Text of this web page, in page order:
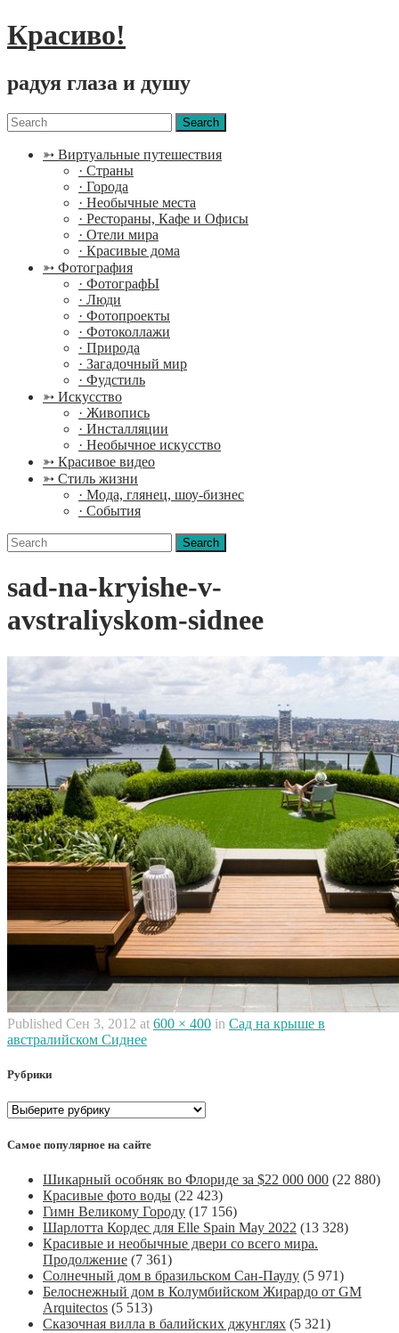
Красиво!
радуя глаза и душу
Menu
Search
for:
➳ Виртуальные путешествия
· Страны
· Города
· Необычные места
· Рестораны, Кафе и Офисы
· Отели мира
· Красивые дома
➳ Фотография
· ФотографЫ
· Люди
· Фотопроекты
· Фотоколлажи
· Природа
· Загадочный мир
· Фудстиль
➳ Искусство
· Живопись
· Инсталляции
· Необычное искусство
➳ Красивое видео
➳ Стиль жизни
· Мода, глянец, шоу-бизнес
· События
Search
for:
sad-na-kryishe-v-
avstraliyskom-sidnee
Published Сен 3, 2012 at 600 × 400 in Сад на крыше в
австралийском Сиднее
Рубрики
Рубрики
Самое популярное на сайте
Шикарный особняк во Флориде за $22 000 000 (22 880)
Красивые фото воды (22 423)
Гимн Великому Городу (17 156)
Шарлотта Кордес для Elle Spain May 2022 (13 328)
Красивые и необычные двери со всего мира.
Продолжение (7 361)
Солнечный дом в бразильском Сан-Паулу (5 971)
Белоснежный дом в Колумбийском Жирардо от GM
Arquitectos (5 513)
Сказочная вилла в балийских джунглях (5 321)